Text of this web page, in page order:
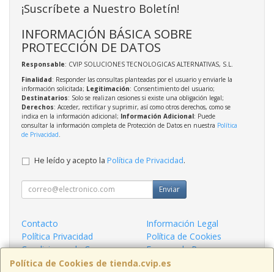
Política de Cookies de tienda.cvip.es
¡Suscríbete a Nuestro Boletín!
INFORMACIÓN BÁSICA SOBRE
PROTECCIÓN DE DATOS
Responsable: CVIP SOLUCIONES TECNOLOGICAS ALTERNATIVAS, S.L.
Finalidad: Responder las consultas planteadas por el usuario y enviarle la
información solicitada; Legitimación: Consentimiento del usuario;
Destinatarios: Solo se realizan cesiones si existe una obligación legal;
Derechos: Acceder, rectificar y suprimir, así como otros derechos, como se
indica en la información adicional; Información Adicional: Puede
consultar la información completa de Protección de Datos en nuestra Política
de Privacidad
He leído y acepto la Política de Privacidad.
Enviar
Contacto
Información Legal
Política Privacidad
Política de Cookies
Condiciones de Compra
Formas de Pago
¿Quienes Somos?